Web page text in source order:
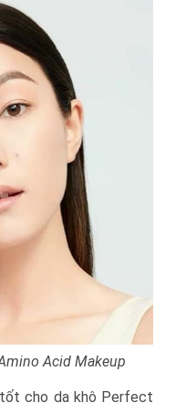
Acid Makeup
cho da khô Perfect